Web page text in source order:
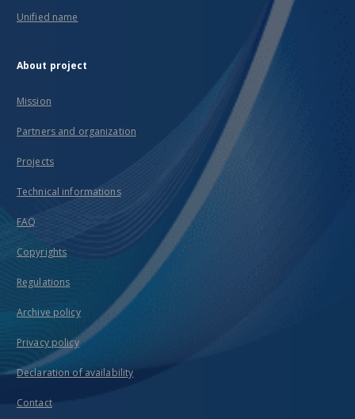
Unified name
About project
Mission
Partners and organization
Projects
Technical informations
FAQ
Copyrights
Regulations
Archive policy
Privacy policy
Declaration of availability
Contact